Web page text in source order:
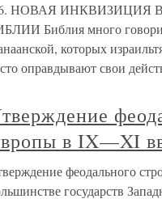
НОВАЯ ИНКВИЗИЦИЯ
Библия много
которых
оправдывают свои
в IX—XI
феодального
государств